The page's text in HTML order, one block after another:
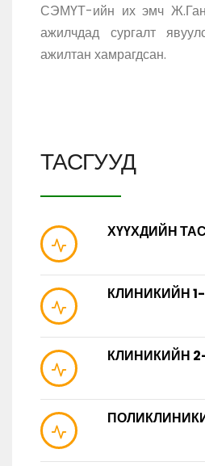
СЭМҮТ-ийн их эмч
ажилчдад сургалт
ажилтан хамрагдсан.
ТАСГУУД
ХҮҮХДИЙН
КЛИНИКИЙН
КЛИНИКИЙН